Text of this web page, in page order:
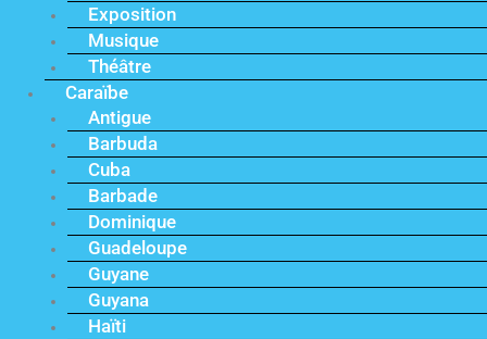
Exposition
Musique
Théâtre
Caraïbe
Antigue
Barbuda
Cuba
Barbade
Dominique
Guadeloupe
Guyane
Guyana
Haïti